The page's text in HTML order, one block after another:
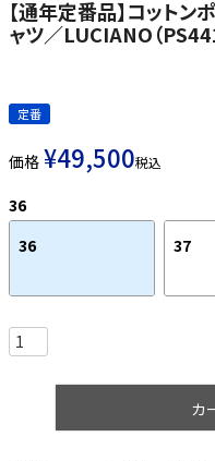
【通年定番品】コット
ャツ／LUCIANO（
定番
価格 ¥49,500税込
36
36
37
カ